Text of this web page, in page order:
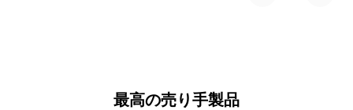
最高の売り手製品